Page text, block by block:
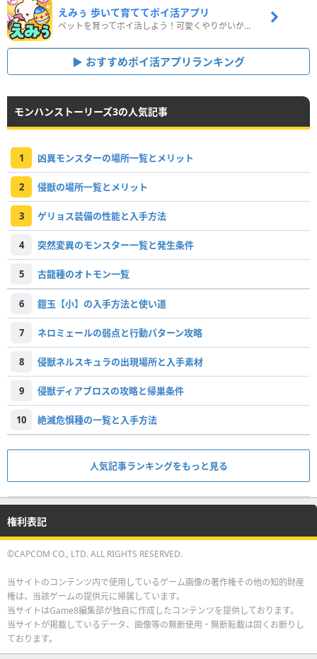
えみぅ 歩いて育ててポイ活アプリ
ペットを育ってポイ活しよう！可愛くやりがいがある新感覚アプリ
おすすめポイ活アプリランキング
モンハンストーリーズ3の人気記事
1 凶異モンスターの場所一覧とメリット
2 侵獣の場所一覧とメリット
3 ゲリョス装備の性能と入手方法
4 突然変異のモンスター一覧と発生条件
5 古龍種のオトモン一覧
6 鎧玉【小】の入手方法と使い道
7 ネロミェールの弱点と行動パターン攻略
8 侵獣ネルスキュラの出現場所と入手素材
9 侵獣ディアブロスの攻略と帰巣条件
10 絶滅危惧種の一覧と入手方法
人気記事ランキングをもっと見る
権利表記
©CAPCOM CO., LTD. ALL RIGHTS RESERVED.
当サイトのコンテンツ内で使用しているゲーム画像の著作権その他の知的財産
権は、当該ゲームの提供元に帰属しています。
当サイトはGame8編集部が独自に作成したコンテンツを提供しております。
当サイトが掲載しているデータ、画像等の無断使用・無断転載は固くお断りし
ております。